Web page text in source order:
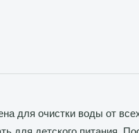
для очистки воды от